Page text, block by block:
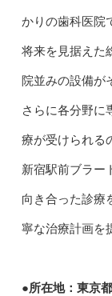
かりの歯科医院
将来を見据えた
院並みの設備が
さらに各分野に
療が受けられる
新宿駅前ブラー
向き合った診療
寧な治療計画を
●所在地：東京